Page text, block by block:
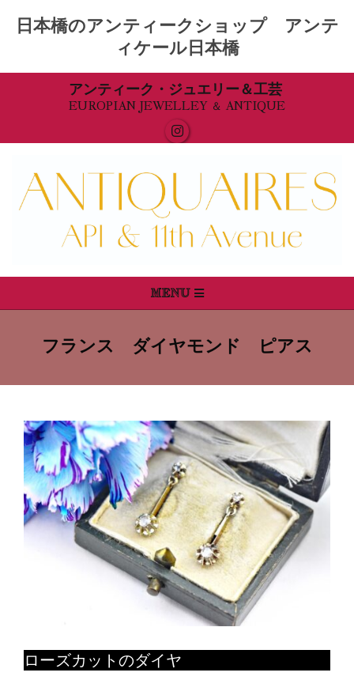
日本橋のアンティークショップ アンテ
ィケール日本橋
アンティーク・ジュエリー＆工芸
EUROPIAN JEWELLEY ＆ ANTIQUE
Navigation
Menu
MENU
フランス ダイヤモンド ピアス
ローズカットのダイヤ